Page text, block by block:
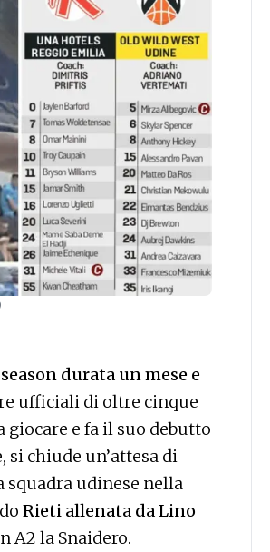
durata un mese e
ufficiali di oltre cinque
giocare e fa il suo debutto
si chiude un’attesa di
squadra udinese nella
Rieti allenata da Lino
A2 la Snaidero.